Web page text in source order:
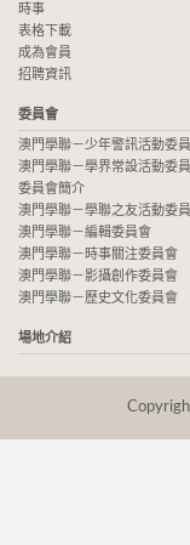
時事
表格下載
成為會員
招聘資訊
委員會
澳門學聯－少年警訊活動委
澳門學聯－學界常設活動委
委員會簡介
澳門學聯－學聯之友活動委
澳門學聯－編輯委員會
澳門學聯－時事關注委員會
澳門學聯－影攝創作委員會
澳門學聯－歷史文化委員會
場地介紹